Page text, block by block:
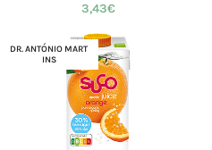
3,43€
DR. ANTÓNIO MART
INS